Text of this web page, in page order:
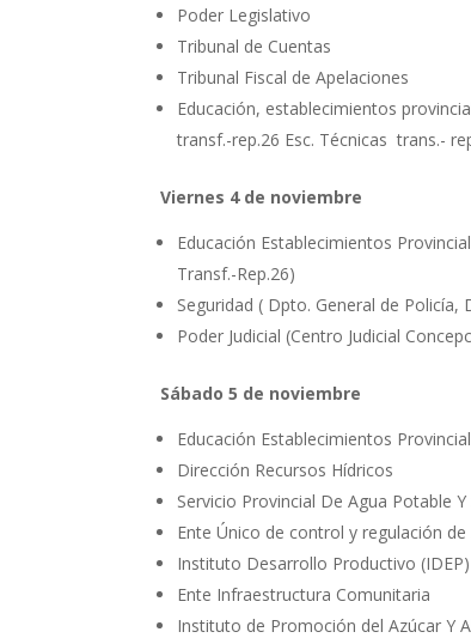
Poder Legislativo
Tribunal de Cuentas
Tribunal Fiscal de Apelaciones
Educación, establecimientos
transf.-rep.26 Esc. Técnicas trans.-
Viernes 4 de noviembre
Educación Establecimientos
Transf.-Rep.26)
Seguridad ( Dpto. General de
Poder Judicial (Centro Judicial
Sábado 5 de noviembre
Educación Establecimientos
Dirección Recursos Hídricos
Servicio Provincial De Agua Potable Y
Ente Único de control y regulación
Instituto Desarrollo Productivo (IDEP)
Ente Infraestructura Comunitaria
Instituto de Promoción del Azúcar Y